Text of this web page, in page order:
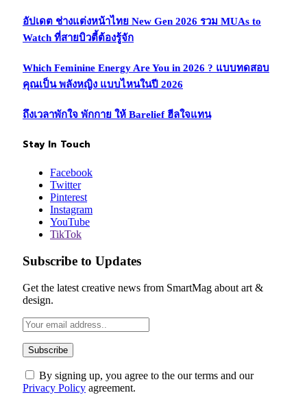
อัปเดต ช่างแต่งหน้าไทย New Gen 2026 รวม MUAs to
Watch ที่สายบิวตี้ต้องรู้จัก
Which Feminine Energy Are You in 2026 ? แบบทดสอบ
คุณเป็น พลังหญิง แบบไหนในปี 2026
ถึงเวลาพักใจ พักกาย ให้ Barelief ฮีลใจแทน
Stay In Touch
Facebook
Twitter
Pinterest
Instagram
YouTube
TikTok
Subscribe to Updates
Get the latest creative news from SmartMag about art &
design.
By signing up, you agree to the our terms and our
Privacy Policy agreement.